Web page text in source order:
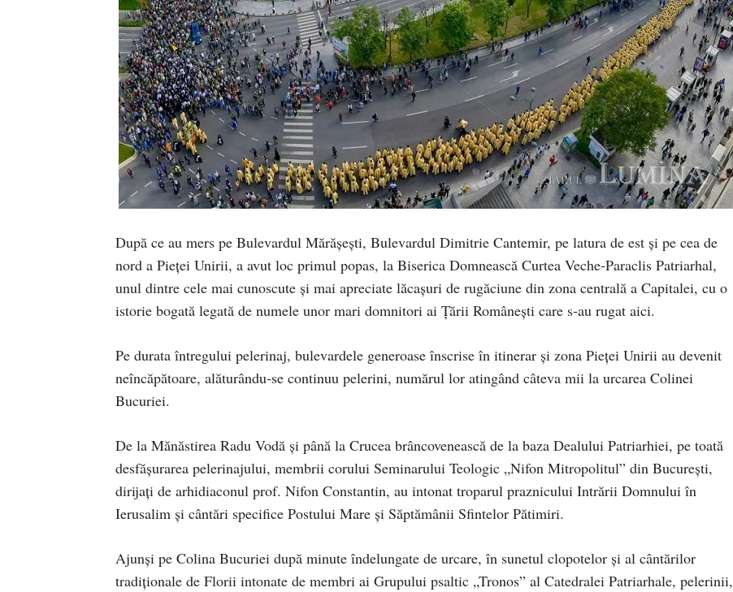
După ce au mers pe Bulevardul Mărășești, Bulevardul Dimitrie Cantemir, pe latura de est și pe cea de
nord a Pieței Unirii, a avut loc primul popas, la Biserica Domnească Curtea Veche‑Paraclis Patriarhal,
unul dintre cele mai cunoscute și mai apreciate lăcașuri de rugăciune din zona centrală a Capitalei, cu o
istorie bogată legată de numele unor mari domnitori ai Țării Românești care s‑au rugat aici.
Pe durata întregului pelerinaj, bulevardele generoase înscrise în itinerar și zona Pieței Unirii au devenit
neîncăpătoare, alăturându‑se continuu pelerini, numărul lor atingând câteva mii la urcarea Colinei
Bucuriei.
De la Mănăstirea Radu Vodă și până la Crucea brâncovenească de la baza Dealului Patriarhiei, pe toată
desfășurarea pelerinajului, membrii corului Seminarului Teologic „Nifon Mitropolitul” din București,
dirijați de arhidiaconul prof. Nifon Constantin, au intonat troparul praznicului Intrării Domnului în
Ierusalim și cântări specifice Postului Mare și Săptămânii Sfintelor Pătimiri.
Ajunși pe Colina Bucuriei după minute îndelungate de urcare, în sunetul clopotelor și al cântărilor
tradiționale de Florii intonate de membri ai Grupului psaltic „Tronos” al Catedralei Patriarhale, pelerinii,